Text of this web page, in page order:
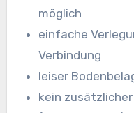
möglich
einfache
Verbindung
leiser
kein